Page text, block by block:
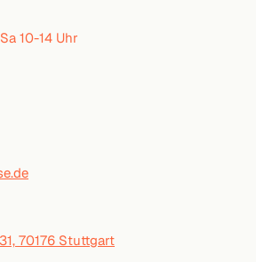
10-14 Uhr
70176 Stuttgart